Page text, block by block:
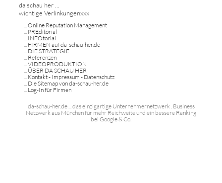
da schau her ...
wichtige Verlinkungenxxx
Online Reputation Management
PREditorial
INFOtorial
FIRMEN auf da-schau-her.de
DIE STRATEGIE
Referenzen
VIDEOPRODUKTION
ÜBER DA SCHAU HER
Kontakt - Impressum - Datenschutz
Die Sitemap von da-schau-her.de
Log-In für Firmen
da-schau-her.de ... das einzigartige Unternehmernetzwerk . Business
Netzwerk aus München für mehr Reichweite und ein bessere Ranking
bei Google & Co.